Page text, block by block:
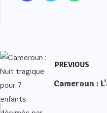
PREVIOUS
Cameroun :